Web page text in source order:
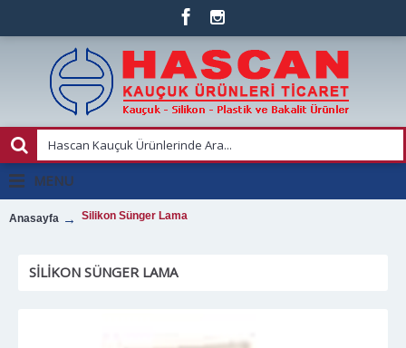
MENU
Anasayfa Silikon Sünger Lama
SILIKON SÜNGER LAMA